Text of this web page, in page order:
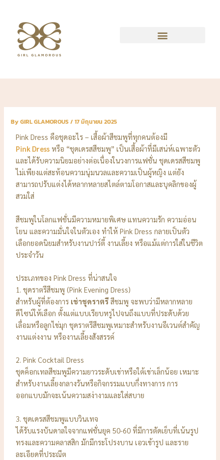
content
ByGIRL GLAMOROUS/17 มิถุนายน 2025
Pink Dress คือชุดอะไร – เสื้อผ้าสีชมพูที่ทุกคนต้องมี
Pink Dress หรือ “ชุดเดรสสีชมพู” เป็นเสื้อผ้าที่มีเสน่ห์เฉพาะตัว
และได้รับความนิยมอย่างต่อเนื่องในวงการแฟชั่น ชุดเดรสสีชมพู
ไม่เพียงแต่สะท้อนความนุ่มนวลและความเป็นผู้หญิง แต่ยัง
สามารถปรับแต่งได้หลากหลายสไตล์ตามโอกาสและบุคลิกของผู้
สวมใส่
สีชมพูในโลกแฟชั่นมีความหมายพิเศษ แทนความรัก ความอ่อน
โยน และความมั่นใจในตัวเอง ทำให้ Pink Dress กลายเป็นตัว
เลือกยอดนิยมสำหรับงานปาร์ตี้ งานเลี้ยง หรือแม้แต่การใส่ในชีวิต
ประจำวัน
ประเภทของ Pink Dress ที่น่าสนใจ
1. ชุดราตรีสีชมพู (Pink Evening Dress)
สำหรับผู้ที่ต้องการ เช่าชุดราตรี สีชมพู จะพบว่ามีหลากหลาย
ดีไซน์ให้เลือก ตั้งแต่แบบเรียบหรูไปจนถึงแบบที่ประดับด้วย
เลื่อมหรือลูกไข่มุก ชุดราตรีสีชมพูเหมาะสำหรับงานอีเวนต์สำคัญ
งานแต่งงาน หรืองานเลี้ยงสังสรรค์
2. Pink Cocktail Dress
ชุดค็อกเทลสีชมพูมีความยาวระดับเข่าหรือใต้เข่าเล็กน้อย เหมาะ
สำหรับงานเลี้ยงกลางวันหรือกิจกรรมแบบกึ่งทางการ การ
ออกแบบมักจะเน้นความสง่างามและใส่สบาย
3. ชุดเดรสสีชมพูแบบวินเทจ
ได้รับแรงบันดาลใจจากแฟชั่นยุค 50-60 ที่มีการตัดเย็บที่เน้นรูป
ทรงและความคลาสสิก มักมีกระโปรงบาน เอวเข้ารูป และราย
ละเอียดที่ประณีต